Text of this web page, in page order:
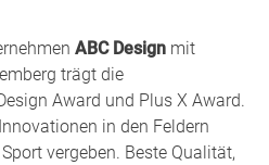
ABC Design mit
trägt die
Award und Plus X Award.
in den Feldern
vergeben. Beste Qualität,